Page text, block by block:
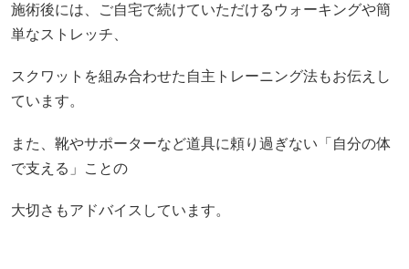
施術後には、ご自宅で続けていただけるウォーキングや簡
単なストレッチ、
スクワットを組み合わせた自主トレーニング法もお伝えし
ています。
また、靴やサポーターなど道具に頼り過ぎない「自分の体
で支える」ことの
大切さもアドバイスしています。